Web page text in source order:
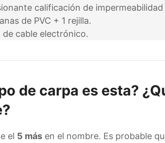
calificación de impermeabilidad
de PVC + 1 rejilla.
de cable electrónico.
de carpa es esta?
el 5 más en el nombre. Es probable